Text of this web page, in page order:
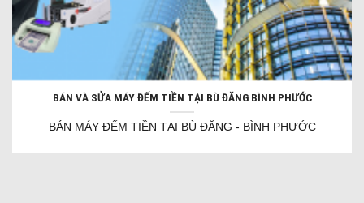
BÁN VÀ SỬA MÁY ĐẾM TIỀN TẠI BÙ ĐĂNG BÌNH PHƯỚC
BÁN MÁY ĐẾM TIỀN TẠI BÙ ĐĂNG - BÌNH PHƯỚC